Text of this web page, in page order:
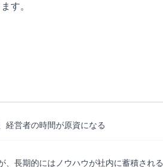
す。
経営者の時間が原資になる
、長期的にはノウハウが社内に蓄積される